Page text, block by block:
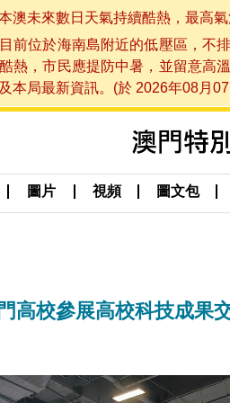
澳未來數日天氣持續酷熱，最高
前位於海南島附近的低壓區，不
熱，市民應提防中暑，並留意高
本局最新資訊。(於 2026年08月
圖片 視頻 圖文包
高校參展高校科技成果